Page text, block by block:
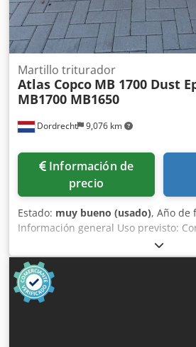
Dordrecht 9,076 km
Martillo triturador
Atlas Copco MB 1700 Dust
MB1700 MB1650
Información de
precio
Estado: muy bueno (usado), Año de
Información general Uso previsto:
en vacío: 1.500 kg Funcionalidad
de carga: 200 x 70 x 80 cm Marcado
historial y estado Csdsy N Sdtepfx
propietarios: 1 Estado técnico: muy
muy bueno Información adicional